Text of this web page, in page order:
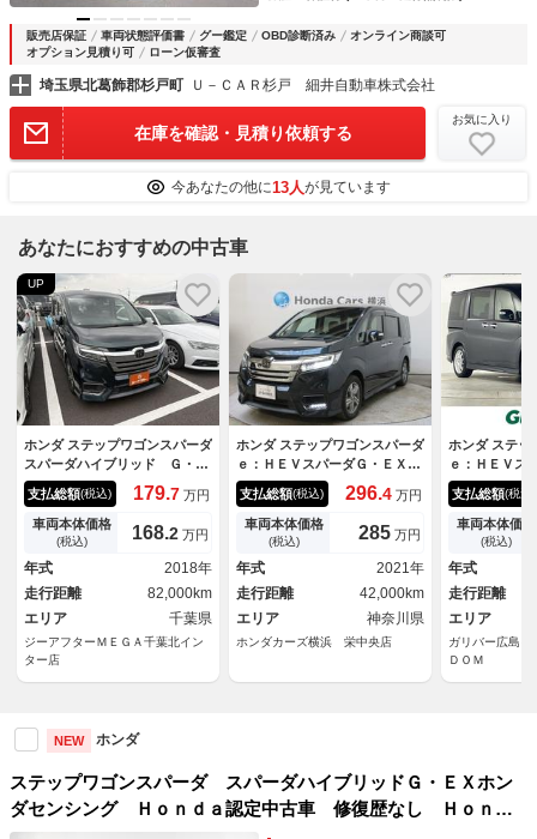
販売店保証 車両状態評価書 グー鑑定 OBD診断済み
オンライン商談可
オプション見積り可
ローン仮審査
埼玉県北葛飾郡杉戸町 Ｕ－ＣＡＲ杉戸 細井自動車株式会社
在庫を確認・見積り依頼する
お気に入り
今あなたの他に13人が見ています
あなたにおすすめの中古車
UP
ホンダ ステップワゴンスパーダ
スパーダハイブリッド Ｇ・Ｅ
Ｘ ホンダセンシング 禁煙
車 後席モニター 純正ナビ
フルセグＴＶ バックカメラ
両側電動スライドドア ブラッ
クハーフレザーシート シート
ヒーター レーダークルーズコ
ントロール ＬＥＤヘッドライ
ト ＢＴ接続
支払総額(税込) 179.7 万円
車両本体価格
(税込) 168.2 万円
年式
2018年
走行距離
82,000km
エリア
千葉県
ジーアフターＭＥＧＡ千葉北イン
ター店
ホンダ ステップワゴンスパーダ
ｅ：ＨＥＶスパーダＧ・ＥＸホ
ンダセンシング ７人 禁煙
車 純正メモリーナビ リアカ
メラ ミュージックサーバー
フルセグＴＶ ＥＴＣ トリプ
ルゾーンエアコン 純正アル
ミ ドアバイザー 両側電動ス
ライドドア シートヒーター
ワンオーナ車 両自動ドア
支払総額(税込) 296.4 万円
車両本体価格
(税込) 285 万円
年式
2021年
走行距離
42,000km
エリア
神奈川県
ホンダカーズ横浜 栄中央店
ホンダ ステッ
ｅ：ＨＥＶ
Ｘ ホンダセ
レーダークル
ル 純正１０
クカメラ 両
ドア シート
インＥＴＣ
マット 社外
ホイール ス
支払総額(税込)
車両本体価格
(税込)
年式
走行距離
エリア
ガリバー広島イ
ＤＯＭ
NEW ホンダ
ステップワゴンスパーダ スパーダハイブリッドＧ・ＥＸホン
ダセンシング Ｈｏｎｄａ認定中古車 修復歴なし Ｈｏｎｄ